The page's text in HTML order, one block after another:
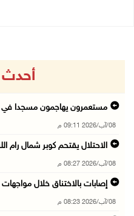
أحدث
مستعمرون يهاجمون مسجدا في
08/آب/2026 09:11 م
الاحتلال يقتحم كوبر شمال رام
08/آب/2026 08:27 م
إصابات بالاختناق خلال
08/آب/2026 08:23 م